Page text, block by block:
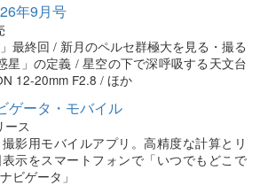
年9月号
」最終回 / 新月のペルセ群極大を見る・撮る
星」の定義 / 星空の下で深呼吸する天文台
12-20mm F2.8 / ほか
ゲータ・モバイル
ース
影用モバイルアプリ。高精度な計算とリ
示をスマートフォンで「いつでもどこで
ビゲータ」